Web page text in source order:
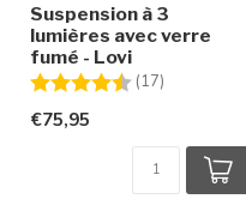
Suspension à 3
lumières avec verre
fumé - Lovi
Note:
(17)
€75,95